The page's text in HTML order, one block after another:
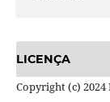
LICENÇA
Copyright (c)